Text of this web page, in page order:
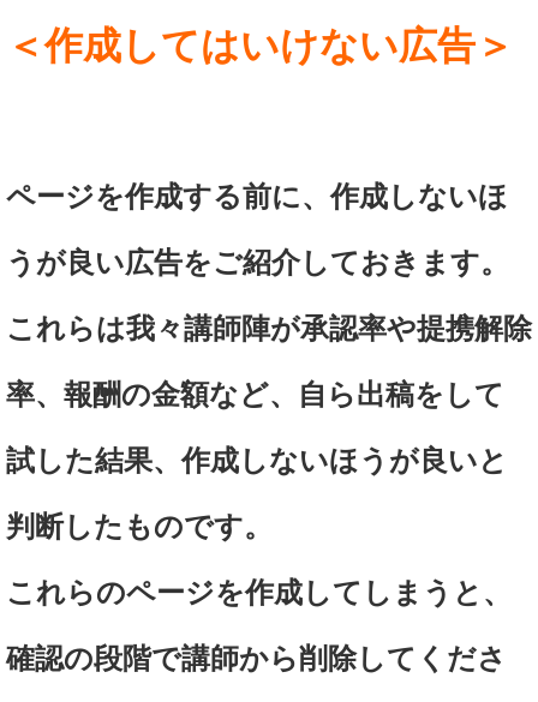
＜作成してはいけない広告＞
ページを作成する前に、作成しないほ
うが良い広告をご紹介しておきます。
これらは我々講師陣が承認率や提携解除
率、報酬の金額など、自ら出稿をして
試した結果、作成しないほうが良いと
判断したものです。
これらのページを作成してしまうと、
確認の段階で講師から削除してくださ